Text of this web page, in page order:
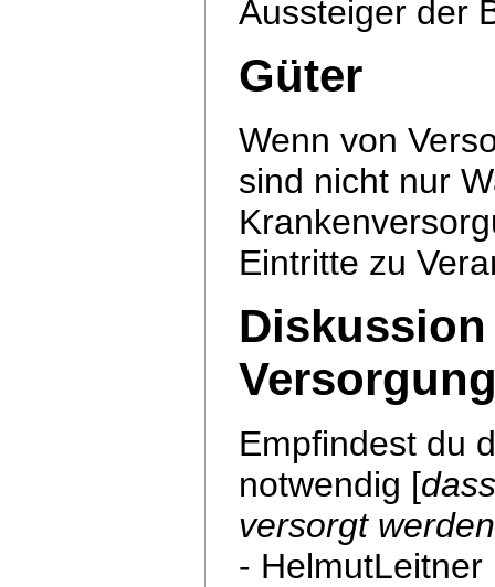
Aussteiger der
Güter
Wenn von
sind nicht nur
Eintritte zu
Empfindest du
notwendig [
versorgt
- HelmutLeitner